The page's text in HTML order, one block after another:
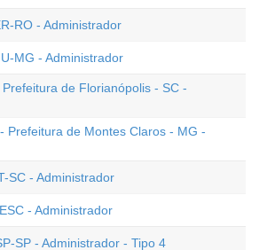
RO - Administrador
MG - Administrador
de Florianópolis - SC -
Prefeitura de Montes Claros - MG -
SC - Administrador
- Administrador
SP - Administrador - Tipo 4